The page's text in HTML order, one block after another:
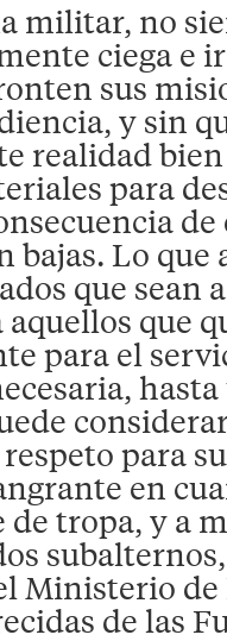
militar, no
ciega e
sus
y sin
realidad
para
bajas. Lo que
que sean
que
para el
para
en
tropa, y a
Ministerio de
de las